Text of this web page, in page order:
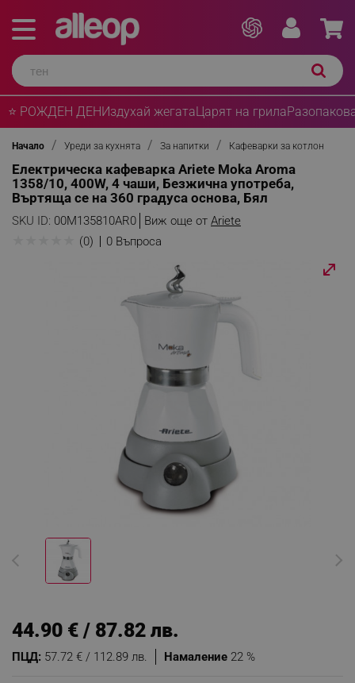
⭐ РОЖДЕН ДЕНИздухай жегатаЦарят на грила
Начало Уреди за кухнята За напитки Кафеварки за котлон
Електрическа кафеварка Ariete Moka Aroma
1358/10, 400W, 4 чаши, Безжична употреба,
Въртяща се на 360 градуса основа, Бял
SKU ID: 00M135810AR0 Виж още от Ariete
(0) 0 Въпроса
Намаление 22 %
ПЦД: 57.72 € / 112.89 лв.
44.90 € / 87.82 лв.